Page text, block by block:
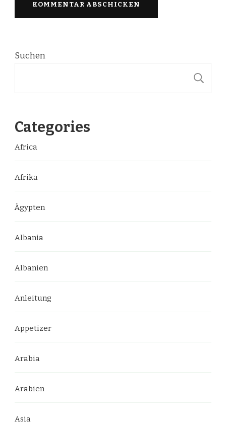
Suchen
Categories
Africa
Afrika
Ägypten
Albania
Albanien
Anleitung
Appetizer
Arabia
Arabien
Asia